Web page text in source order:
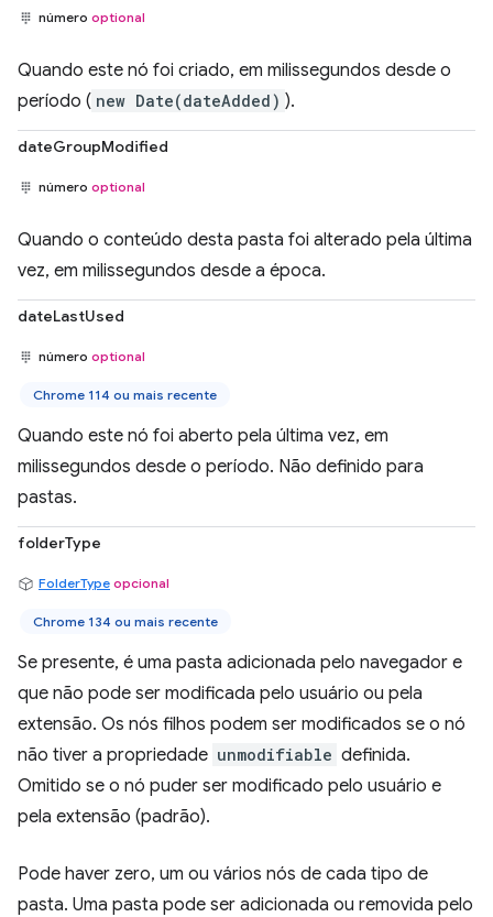
número optional
Quando este nó foi criado, em milissegundos desde o
período ( new Date(dateAdded) ).
dateGroupModified
número optional
Quando o conteúdo desta pasta foi alterado pela última
vez, em milissegundos desde a época.
dateLastUsed
número optional
Chrome 114 ou mais recente
Quando este nó foi aberto pela última vez, em
milissegundos desde o período. Não definido para
pastas.
folderType
FolderType opcional
Chrome 134 ou mais recente
Se presente, é uma pasta adicionada pelo navegador e
que não pode ser modificada pelo usuário ou pela
extensão. Os nós filhos podem ser modificados se o nó
não tiver a propriedade unmodifiable definida.
Omitido se o nó puder ser modificado pelo usuário e
pela extensão (padrão).
Pode haver zero, um ou vários nós de cada tipo de
pasta. Uma pasta pode ser adicionada ou removida pelo